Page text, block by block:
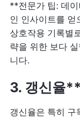
**전문가 팁: 데
인 인사이트를 얻
상호작용 기록별
략을 위한 보다
니다.
3. 갱신율**
갱신율은 특히 구